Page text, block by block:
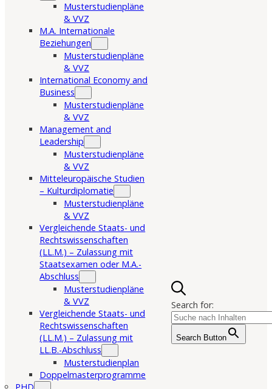
Musterstudienpläne
& VVZ
M.A. Internationale
Beziehungen
Musterstudienpläne
& VVZ
International Economy and
Business
Musterstudienpläne
& VVZ
Management and
Leadership
Musterstudienpläne
& VVZ
Mitteleuropäische Studien
– Kulturdiplomatie
Musterstudienpläne
& VVZ
Vergleichende Staats- und
Rechtswissenschaften
(LL.M.) – Zulassung mit
Staatsexamen oder M.A.-
Abschluss
Musterstudienpläne
& VVZ
Vergleichende Staats- und
Rechtswissenschaften
(LL.M.) – Zulassung mit
LL.B.-Abschluss
Musterstudienplan
Doppelmasterprogramme
Search for:
Search Button